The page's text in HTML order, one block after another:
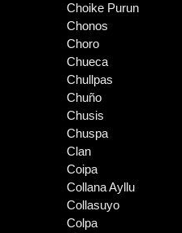
Choike Purun
Chonos
Choro
Chueca
Chullpas
Chuño
Chusis
Chuspa
Clan
Coipa
Collana Ayllu
Collasuyo
Colpa